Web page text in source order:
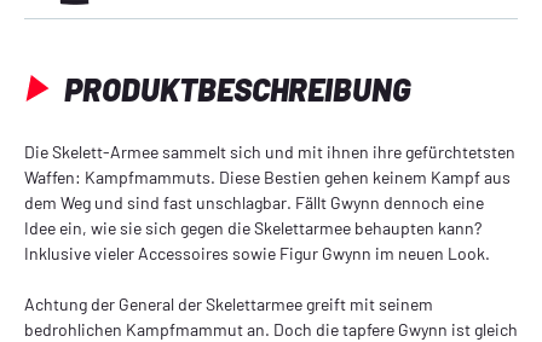
PRODUKTBESCHREIBUNG
Die Skelett-Armee sammelt sich und mit ihnen ihre gefürchtetsten
Waffen: Kampfmammuts. Diese Bestien gehen keinem Kampf aus
dem Weg und sind fast unschlagbar. Fällt Gwynn dennoch eine
Idee ein, wie sie sich gegen die Skelettarmee behaupten kann?
Inklusive vieler Accessoires sowie Figur Gwynn im neuen Look.
Achtung der General der Skelettarmee greift mit seinem
bedrohlichen Kampfmammut an. Doch die tapfere Gwynn ist gleich